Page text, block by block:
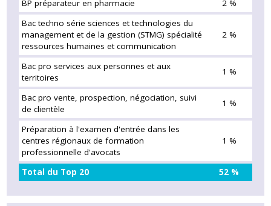
BP préparateur en pharmacie
2 %
Bac techno série sciences et technologies du
management et de la gestion (STMG) spécialité
ressources humaines et communication
2 %
Bac pro services aux personnes et aux
territoires
1 %
Bac pro vente, prospection, négociation, suivi
de clientèle
1 %
Préparation à l'examen d'entrée dans les
centres régionaux de formation
professionnelle d'avocats
1 %
Total du Top 20 52 %